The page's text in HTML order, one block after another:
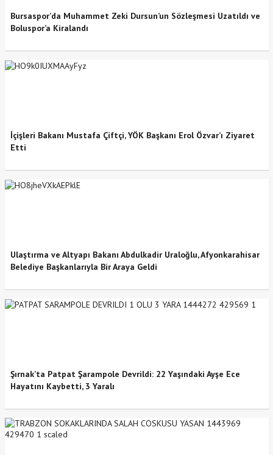
Bursaspor’da Muhammet Zeki Dursun’un Sözleşmesi Uzatıldı ve
Boluspor’a Kiralandı
İçişleri Bakanı Mustafa Çiftçi, YÖK Başkanı Erol Özvar’ı Ziyaret
Etti
Ulaştırma ve Altyapı Bakanı Abdulkadir Uraloğlu, Afyonkarahisar
Belediye Başkanlarıyla Bir Araya Geldi
Şırnak’ta Patpat Şarampole Devrildi: 22 Yaşındaki Ayşe Ece
Hayatını Kaybetti, 3 Yaralı